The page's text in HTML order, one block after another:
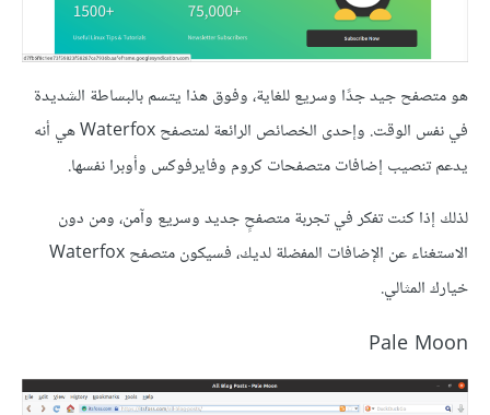
هو متصفح جيد جدًا وسريع للغاية، وفوق هذا يتسم بالبساطة الشديدة
في نفس الوقت. وإحدى الخصائص الرائعة لمتصفح Waterfox هي أنه
يدعم تنصيب إضافات متصفحات كروم وفايرفوكس وأوبرا نفسها.
لذلك إذا كنت تفكر في تجربة متصفحٍ جديد وسريع وآمن، ومن دون
الاستغناء عن الإضافات المفضلة لديك، فسيكون متصفح Waterfox
خيارك المثالي.
Pale Moon